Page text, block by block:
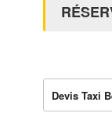
Devis Taxi